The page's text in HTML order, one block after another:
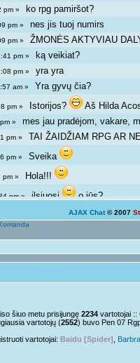
pm » ko rpg pamiršot?
pm »nes jis tuoj numirs
pm »ŽMONĖS AKTYVIAU
pm » ką veikiat?
pm »yra yra
am » Yra gyvų čia?
pm » Istorijos? Aš Hilda
pm »mes jau pradėjom, vakare,
pm » TAI ŽAIDŽIAM RPG AR
pm »Sveika
pm » Hola!!!
pm »ilsiuosi o jūs?
Ką veikiat?
pm »galima ir atsipalaiduoti
7:40 pm »
pm »
pm » Nelabai..
pm » o tu? Juk irgi
5:29 pm »
AJAX Chat © 2007
šiuo metu prisijungę 2234 vartotojai ::
vartotojų (2552) buvo Pen 07
vartotojai: Baidu [Spider]